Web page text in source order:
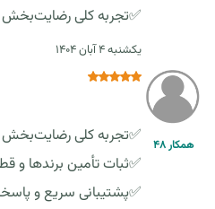
✅تجربه کلی رضایت‌بخش
یکشنبه ٤ آبان ١٤٠٤
همکار 48
✅تجربه کلی رضایت‌بخش
✅ثبات تأمین برندها و
✅پشتیبانی سریع و